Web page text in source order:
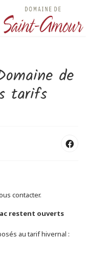
de
tarifs
contacter.
restent ouverts
au tarif hivernal :